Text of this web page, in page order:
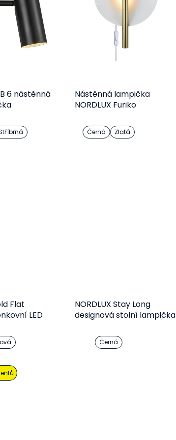
6 nástěnná
Nástěnná lampička
NORDLUX Furiko
Černá Zlatá
Flat
LED
Kč
NORDLUX Stay Long
designová stolní lampička
Černá